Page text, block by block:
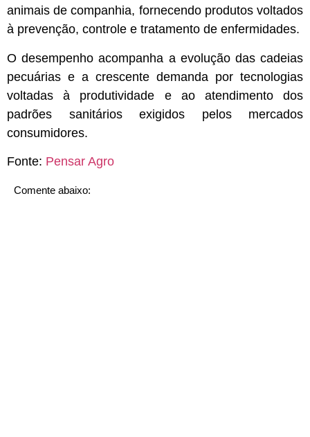
animais de companhia, fornecendo produtos voltados
à prevenção, controle e tratamento de enfermidades.
O desempenho acompanha a evolução das cadeias
pecuárias e a crescente demanda por tecnologias
voltadas à produtividade e ao atendimento dos
padrões sanitários exigidos pelos mercados
consumidores.
Fonte: Pensar Agro
Comente abaixo: